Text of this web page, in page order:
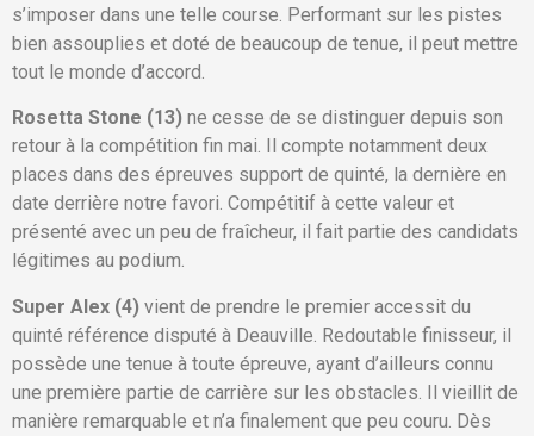
s’imposer dans une telle course. Performant sur les pistes
bien assouplies et doté de beaucoup de tenue, il peut mettre
tout le monde d’accord.
Rosetta Stone (13) ne cesse de se distinguer depuis son
retour à la compétition fin mai. Il compte notamment deux
places dans des épreuves support de quinté, la dernière en
date derrière notre favori. Compétitif à cette valeur et
présenté avec un peu de fraîcheur, il fait partie des candidats
légitimes au podium.
Super Alex (4) vient de prendre le premier accessit du
quinté référence disputé à Deauville. Redoutable finisseur, il
possède une tenue à toute épreuve, ayant d’ailleurs connu
une première partie de carrière sur les obstacles. Il vieillit de
manière remarquable et n’a finalement que peu couru. Dès